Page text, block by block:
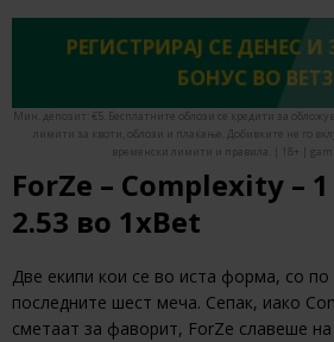
РЕГИСТРИРАЈ СЕ ДЕНЕС И
БОНУС ВО
Мин. депозит: €5. Бесплатните облози се кредити за
лимити за квоти, облози и плаќање. Добивките не го
временски лимити и правила. | 18+ |
ForZe – Complexity – 1
2.53 во 1xBet
Две екипи кои се во иста форма, со
последните шест меча. Сепак, иако
сметаат за фаворит, ForZe славеше